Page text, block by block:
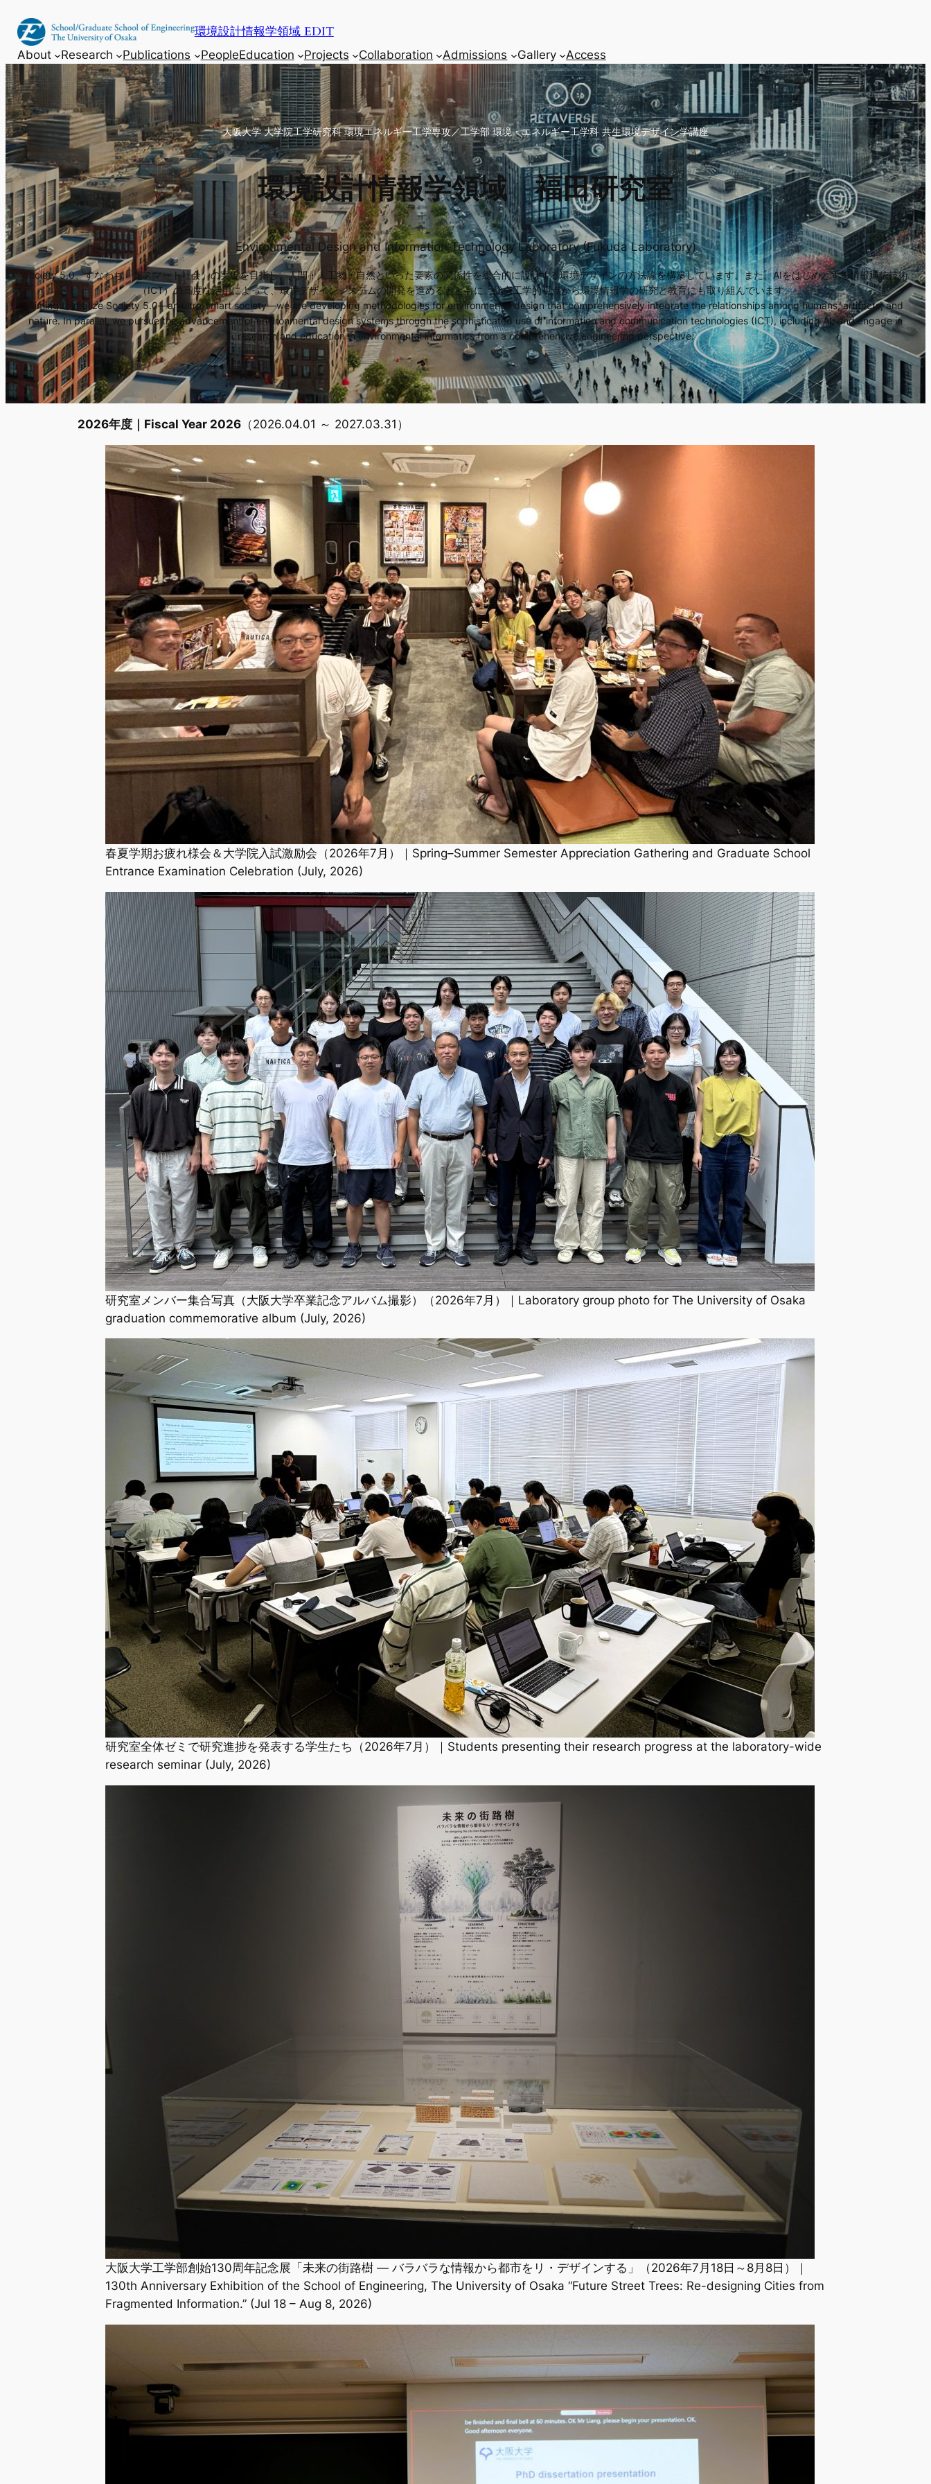
ス
キ
ッ
プ
環境設計情報学領域 EDIT
About Research Publications PeopleEducation Projects Collaboration Admissions Gallery Access
大阪大学 大学院工学研究科 環境エネルギー工学専攻／工学部 環境・エネルギー工学科 共生環境デザイン学講座
環境設計情報学領域 福田研究室
Environmental Design and Information Technology Laboratory (Fukuda Laboratory)
Society 5.0、すなわち「超スマート社会」の実現を目指し、人間・人工物・自然といった要素の関係性を総合的に設計する環境デザインの方法論を構築しています。また、AIをはじめとする情報通信技術
（ICT）の高度な活用によって、環境デザインシステムの開発を進めるとともに、総合工学的視点から環境情報学の研究と教育にも取り組んでいます。
Aiming to realize Society 5.0—an ultra-smart society—we are developing methodologies for environmental design that comprehensively integrate the relationships among humans, artifacts, and
nature. In parallel, we pursue the advancement of environmental design systems through the sophisticated use of information and communication technologies (ICT), including AI, and engage in
research and education in environmental informatics from a comprehensive engineering perspective.
2026年度｜Fiscal Year 2026 （2026.04.01 ～ 2027.03.31）
春夏学期お疲れ様会＆大学院入試激励会（2026年7月）｜Spring–Summer Semester Appreciation Gathering and Graduate School
Entrance Examination Celebration (July, 2026)
研究室メンバー集合写真（大阪大学卒業記念アルバム撮影）（2026年7月）｜Laboratory group photo for The University of Osaka
graduation commemorative album (July, 2026)
研究室全体ゼミで研究進捗を発表する学生たち（2026年7月）｜Students presenting their research progress at the laboratory-wide
research seminar (July, 2026)
大阪大学工学部創始130周年記念展「未来の街路樹 ― バラバラな情報から都市をリ・デザインする」（2026年7月18日～8月8日）｜
130th Anniversary Exhibition of the School of Engineering, The University of Osaka “Future Street Trees: Re-designing Cities from
Fragmented Information.” (Jul 18 – Aug 8, 2026)